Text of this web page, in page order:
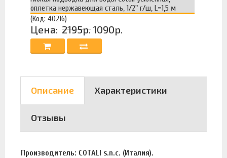
оплетка нержавеющая сталь, 1/2" г/ш, L=1,5 м
(Код: 40216)
Цена: 2195р.1090р.
Описание Характеристики
Отзывы
Производитель: COTALI s.n.c. (Италия).